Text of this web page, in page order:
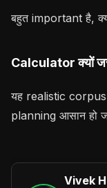
बहुत important है,
Calculator क्यों
यह realistic corpus
planning आसान हो
Vivek